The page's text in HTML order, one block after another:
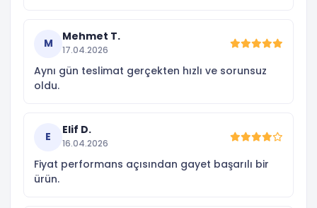
M
Mehmet T.
17.04.2026
Aynı gün teslimat gerçekten hızlı ve sorunsuz
oldu.
E
Elif D.
16.04.2026
Fiyat performans açısından gayet başarılı bir
ürün.